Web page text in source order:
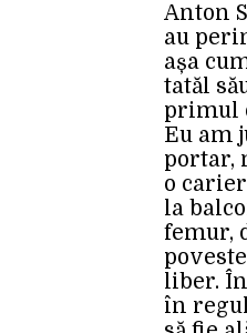
Anton
au
așa
tatăl
primul
Eu am
portar,
o
la
femur,
liber.
în